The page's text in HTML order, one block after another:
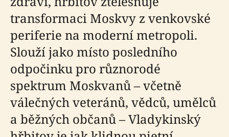
transformaci Moskvy z venkovské
periferie na moderní metropoli.
Slouží jako místo posledního
odpočinku pro různorodé
spektrum Moskvanů – včetně
válečných veteránů, vědců, umělců
a běžných občanů – Vladykinský